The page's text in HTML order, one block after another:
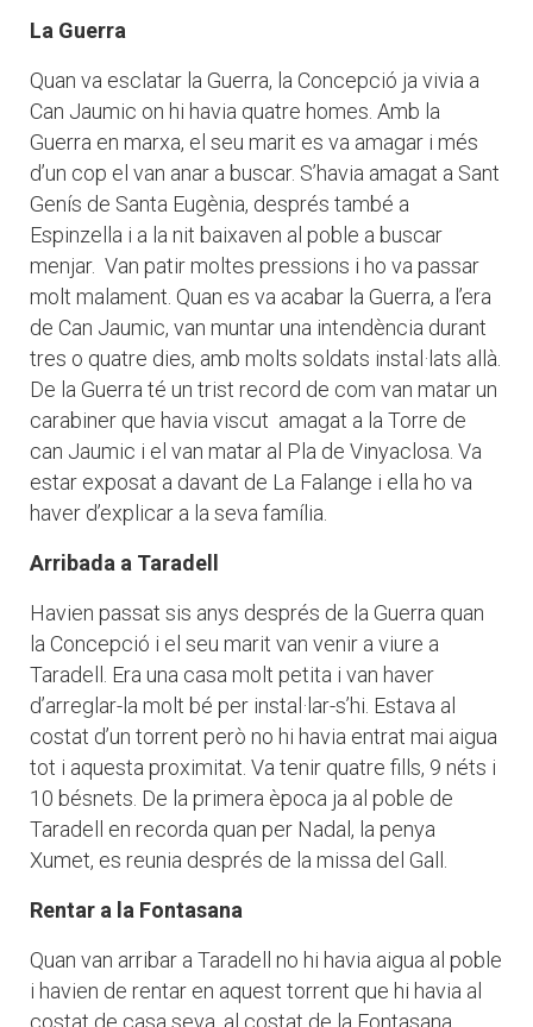
La Guerra
Quan va esclatar la Guerra, la Concepció ja vivia a
Can Jaumic on hi havia quatre homes. Amb la
Guerra en marxa, el seu marit es va amagar i més
d’un cop el van anar a buscar. S’havia amagat a Sant
Genís de Santa Eugènia, després també a
Espinzella i a la nit baixaven al poble a buscar
menjar. Van patir moltes pressions i ho va passar
molt malament. Quan es va acabar la Guerra, a l’era
de Can Jaumic, van muntar una intendència durant
tres o quatre dies, amb molts soldats instal·lats allà.
De la Guerra té un trist record de com van matar un
carabiner que havia viscut amagat a la Torre de
can Jaumic i el van matar al Pla de Vinyaclosa. Va
estar exposat a davant de La Falange i ella ho va
haver d’explicar a la seva família.
Arribada a Taradell
Havien passat sis anys després de la Guerra quan
la Concepció i el seu marit van venir a viure a
Taradell. Era una casa molt petita i van haver
d’arreglar-la molt bé per instal·lar-s’hi. Estava al
costat d’un torrent però no hi havia entrat mai aigua
tot i aquesta proximitat. Va tenir quatre fills, 9 néts i
10 bésnets. De la primera època ja al poble de
Taradell en recorda quan per Nadal, la penya
Xumet, es reunia després de la missa del Gall.
Rentar a la Fontasana
Quan van arribar a Taradell no hi havia aigua al poble
i havien de rentar en aquest torrent que hi havia al
costat de casa seva, al costat de la Fontasana.